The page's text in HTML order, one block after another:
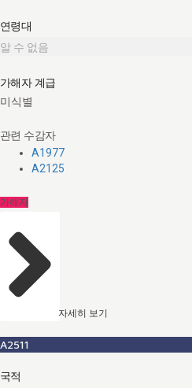
연령대
알 수 없음
가해자 계급
미식별
관련 수감자
A1977
A2125
가해자
자세히 보기
A2511
국적